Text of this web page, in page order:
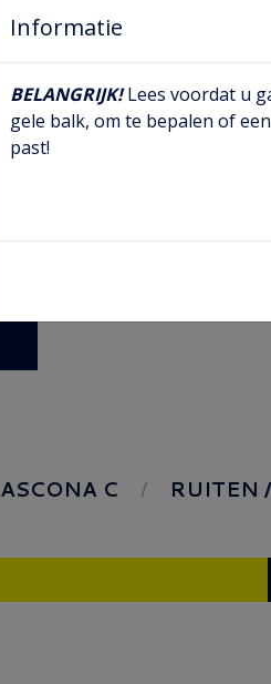
ASCONA C RUITEN
Informatie
BELANGRIJK!Lees voordat u
gele balk, om te bepalen of
past!